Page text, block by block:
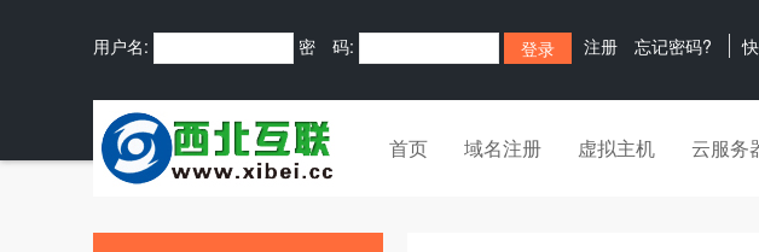
用户名: 密 码: 注册 忘记密码?
首页 域名注册 虚拟主机 云服务